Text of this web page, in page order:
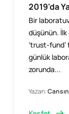
2019'da
Bir
düşünün. İlk
‘trust-
günlük
zorunda...
Yazan: